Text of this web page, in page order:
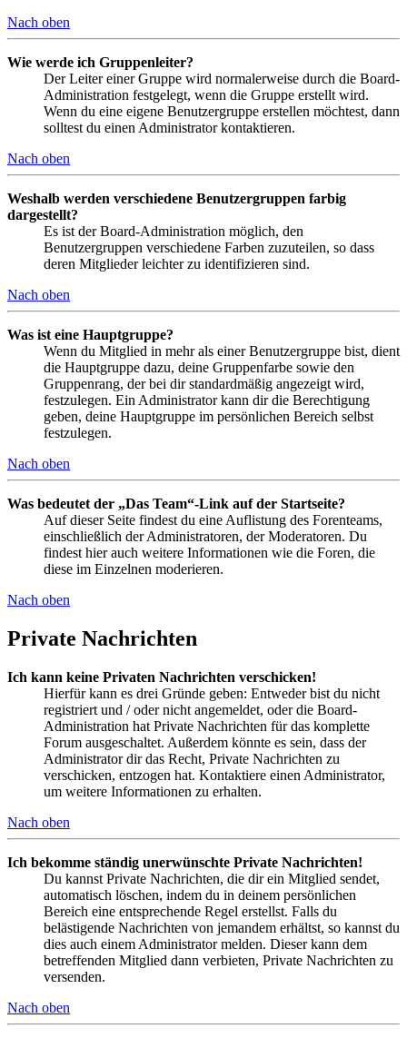
Nach oben
Wie werde ich Gruppenleiter?
Der Leiter einer Gruppe wird normalerweise durch die Board-
Administration festgelegt, wenn die Gruppe erstellt wird.
Wenn du eine eigene Benutzergruppe erstellen möchtest, dann
solltest du einen Administrator kontaktieren.
Nach oben
Weshalb werden verschiedene Benutzergruppen farbig
dargestellt?
Es ist der Board-Administration möglich, den
Benutzergruppen verschiedene Farben zuzuteilen, so dass
deren Mitglieder leichter zu identifizieren sind.
Nach oben
Was ist eine Hauptgruppe?
Wenn du Mitglied in mehr als einer Benutzergruppe bist, dient
die Hauptgruppe dazu, deine Gruppenfarbe sowie den
Gruppenrang, der bei dir standardmäßig angezeigt wird,
festzulegen. Ein Administrator kann dir die Berechtigung
geben, deine Hauptgruppe im persönlichen Bereich selbst
festzulegen.
Nach oben
Was bedeutet der „Das Team“-Link auf der Startseite?
Auf dieser Seite findest du eine Auflistung des Forenteams,
einschließlich der Administratoren, der Moderatoren. Du
findest hier auch weitere Informationen wie die Foren, die
diese im Einzelnen moderieren.
Nach oben
Private Nachrichten
Ich kann keine Privaten Nachrichten verschicken!
Hierfür kann es drei Gründe geben: Entweder bist du nicht
registriert und / oder nicht angemeldet, oder die Board-
Administration hat Private Nachrichten für das komplette
Forum ausgeschaltet. Außerdem könnte es sein, dass der
Administrator dir das Recht, Private Nachrichten zu
verschicken, entzogen hat. Kontaktiere einen Administrator,
um weitere Informationen zu erhalten.
Nach oben
Ich bekomme ständig unerwünschte Private Nachrichten!
Du kannst Private Nachrichten, die dir ein Mitglied sendet,
automatisch löschen, indem du in deinem persönlichen
Bereich eine entsprechende Regel erstellst. Falls du
belästigende Nachrichten von jemandem erhältst, so kannst du
dies auch einem Administrator melden. Dieser kann dem
betreffenden Mitglied dann verbieten, Private Nachrichten zu
versenden.
Nach oben